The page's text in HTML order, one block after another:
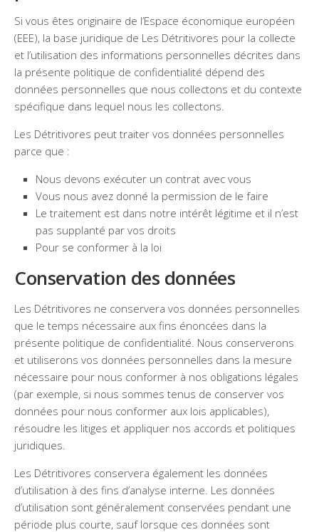
Si vous êtes originaire de l’Espace économique européen
(EEE), la base juridique de Les Détritivores pour la collecte
et l’utilisation des informations personnelles décrites dans
la présente politique de confidentialité dépend des
données personnelles que nous collectons et du contexte
spécifique dans lequel nous les collectons.
Les Détritivores peut traiter vos données personnelles
parce que :
Nous devons exécuter un contrat avec vous
Vous nous avez donné la permission de le faire
Le traitement est dans notre intérêt légitime et il n’est
pas supplanté par vos droits
Pour se conformer à la loi
Conservation des données
Les Détritivores ne conservera vos données personnelles
que le temps nécessaire aux fins énoncées dans la
présente politique de confidentialité. Nous conserverons
et utiliserons vos données personnelles dans la mesure
nécessaire pour nous conformer à nos obligations légales
(par exemple, si nous sommes tenus de conserver vos
données pour nous conformer aux lois applicables),
résoudre les litiges et appliquer nos accords et politiques
juridiques.
Les Détritivores conservera également les données
d’utilisation à des fins d’analyse interne. Les données
d’utilisation sont généralement conservées pendant une
période plus courte, sauf lorsque ces données sont